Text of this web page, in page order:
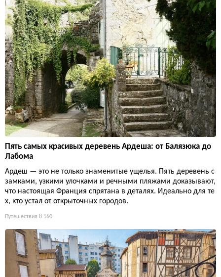
Пять самых красивых деревень Ардеша: от Балязюка до
Лабома
Ардеш — это не только знаменитые ущелья. Пять деревень с
замками, узкими улочками и речными пляжами доказывают,
что настоящая Франция спрятана в деталях. Идеально для те
х, кто устал от открыточных городов.
Путешествия 8 160